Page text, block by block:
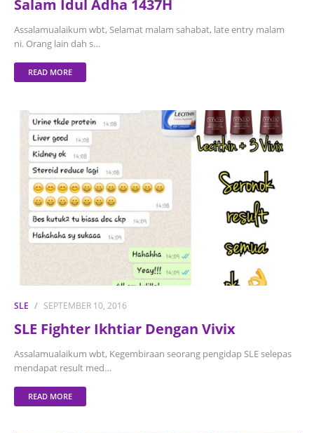
Salam Idul Adha 1437H
Assalamualaikum wbt, Selamat malam sahabat, late entry malam
ni. Orang lain dah s…
READ MORE
SLE SEPTEMBER 10, 2016
SLE Fighter Ikhtiar Dengan Vivix
Assalamualaikum wbt, Kegembiraan seorang pengidap SLE selepas
mendapat result med…
READ MORE